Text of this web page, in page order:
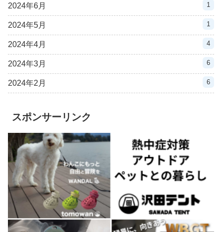
2024年6月 1
2024年5月 1
2024年4月 4
2024年3月 6
2024年2月 6
スポンサーリンク